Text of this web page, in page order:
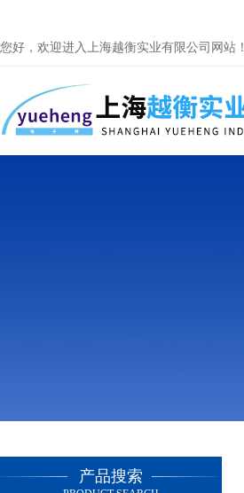
您好，欢迎进入上海越衡实业有限公司网站！
产品搜索